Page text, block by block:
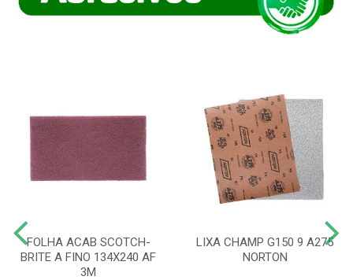
FOLHA ACAB SCOTCH-
BRITE A FINO 134X240 AF
3M
LIXA CHAMP G150 9 A275
NORTON